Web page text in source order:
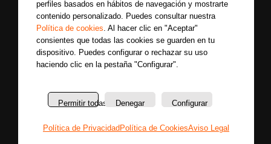
perfiles basados en hábitos de navegación y mostrarte
contenido personalizado. Puedes consultar nuestra
Política de cookies. Al hacer clic en "Aceptar"
consientes que todas las cookies se guarden en tu
dispositivo. Puedes configurar o rechazar su uso
haciendo clic en la pestaña "Configurar".
Permitir todas Denegar Configurar
Política de Privacidad Política de CookiesAviso Legal
Secciones
noticias
Sobre
La
Síguenos
Únete a nuestras